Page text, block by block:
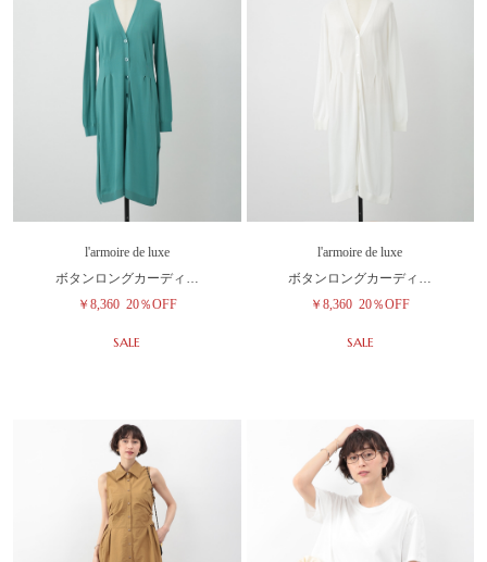
l'armoire de luxe
ボタンロングカーディ…
￥8,360 20％OFF
SALE
l'armoire de luxe
ボタンロングカーディ…
￥8,360 20％OFF
SALE